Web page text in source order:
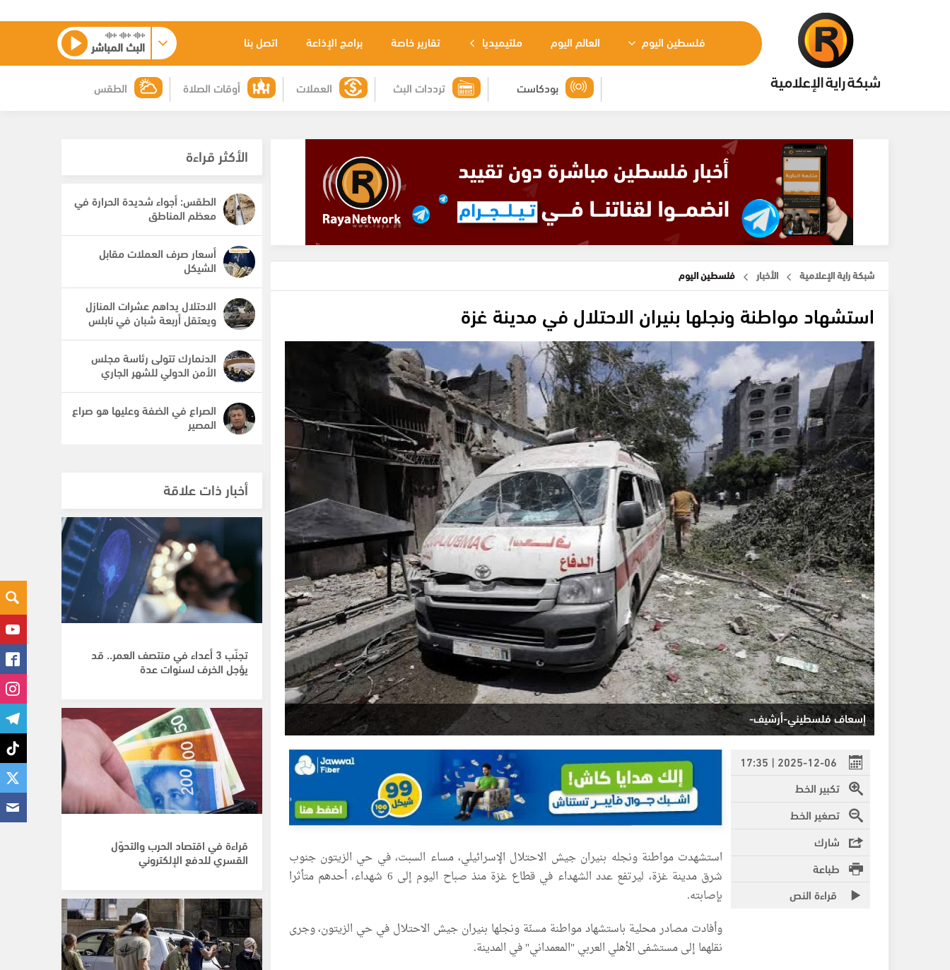
فلسطين اليوم العالم اليوم ملتيميديا تقارير خاصة برامج الإذاعة اتصل بنا البث المباشر
الطقس أوقات الصلاة العملات ترددات البث بودكاست
شبكة راية الإعلامية الأخبار فلسطين اليوم
استشهاد مواطنة ونجلها بنيران الاحتلال في مدينة غزة
إسعاف فلسطيني-أرشيف-
2025-12-06 | 17:35
تكبير الخط
تصغير الخط
شارك
طباعة
قراءة النص
استشهدت مواطنة ونجله بنيران جيش الاحتلال الإسرائيلي، مساء السبت، في حي الزيتون جنوب
شرق مدينة غزة، ليرتفع عدد الشهداء في قطاع غزة منذ صباح اليوم إلى 6 شهداء، أحدهم متأثرا
بإصابته.
وأفادت مصادر محلية باستشهاد مواطنة مسنّة ونجلها بنيران جيش الاحتلال في حي الزيتون، وجرى
نقلهما إلى مستشفى الأهلي العربي "المعمداني" في المدينة.
الأكثر قراءة
الطقس: أجواء شديدة الحرارة في
معظم المناطق
أسعار صرف العملات مقابل
الشيكل
الاحتلال يداهم عشرات المنازل
ويعتقل أربعة شبان في نابلس
الدنمارك تتولى رئاسة مجلس
الأمن الدولي للشهر الجاري
الصراع في الضفة وعليها هو صراع
المصير
أخبار ذات علاقة
تجنّب 3 أعداء في منتصف العمر.. قد
يؤجل الخرف لسنوات عدة
قراءة في اقتصاد الحرب والتحوّل
القسري للدفع الإلكتروني